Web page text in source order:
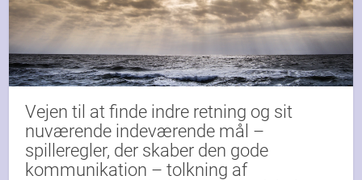
Vejen til at finde indre retning og sit
nuværende indeværende mål –
spilleregler, der skaber den gode
kommunikation – tolkning af